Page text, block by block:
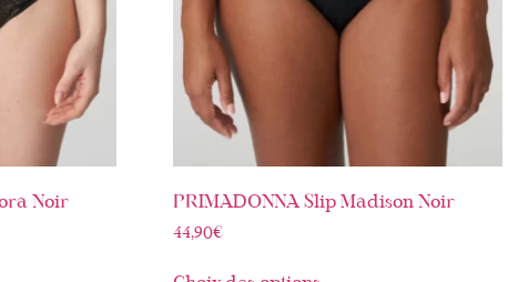
Noir PRIMADONNA Slip Madison Noir
44,90€